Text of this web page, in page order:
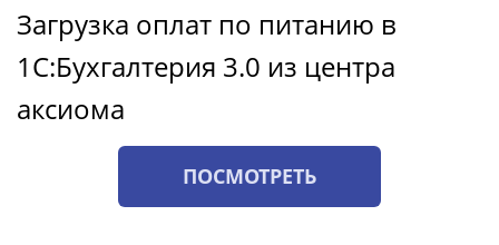
Загрузка оплат по питанию в
1С:Бухгалтерия 3.0 из центра
аксиома
ПОСМОТРЕТЬ